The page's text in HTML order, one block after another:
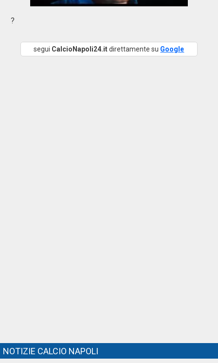
?
segui CalcioNapoli24.itdirettamente su Google
NOTIZIE CALCIO NAPOLI